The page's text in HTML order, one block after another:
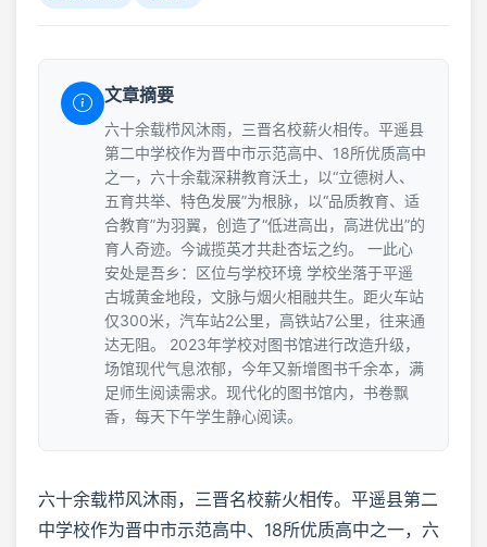
文章摘要
六十余载栉风沐雨，三晋名校薪火相传。平遥县
第二中学校作为晋中市示范高中、18所优质高中
之一，六十余载深耕教育沃土，以“立德树人、
五育共举、特色发展”为根脉，以“品质教育、适
合教育”为羽翼，创造了“低进高出，高进优出”的
育人奇迹。今诚揽英才共赴杏坛之约。 一此心
安处是吾乡：区位与学校环境 学校坐落于平遥
古城黄金地段，文脉与烟火相融共生。距火车站
仅300米，汽车站2公里，高铁站7公里，往来通
达无阻。 2023年学校对图书馆进行改造升级，
场馆现代气息浓郁，今年又新增图书千余本，满
足师生阅读需求。现代化的图书馆内，书卷飘
香，每天下午学生静心阅读。
六十余载栉风沐雨，三晋名校薪火相传。平遥县第二
中学校作为晋中市示范高中、18所优质高中之一，六